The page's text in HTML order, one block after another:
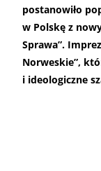
postanowiło
w Polskę z
Sprawa”.
Norweskie”,
i ideologiczne